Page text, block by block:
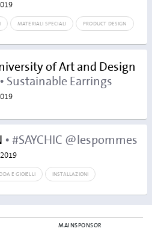
MATERIALI SPECIALI PRODUCT DESIGN
of Art and Design
• Sustainable Earrings
• #SAYCHIC @lespommes
E GIOIELLI INSTALLAZIONI
MAINSPONSOR